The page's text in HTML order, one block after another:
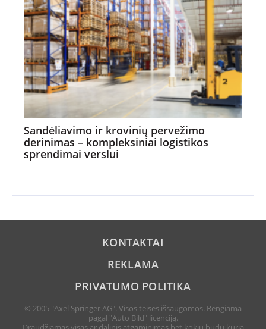
Sandėliavimo ir krovinių pervežimo
derinimas – kompleksiniai logistikos
sprendimai verslui
KONTAKTAI
REKLAMA
PRIVATUMO POLITIKA
© 2005 "Axel Springer AG". Visos teisės išsaugomos. Rengiama
pagal "Auto Bild" licenciją.